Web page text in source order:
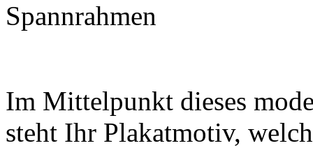
Spannrahmen
Im Mittelpunkt dieses
steht Ihr Plakatmotiv,